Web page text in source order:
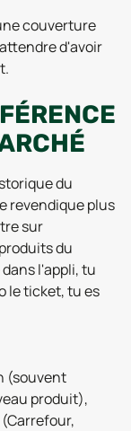
couverture
d'avoir
du
revendique plus
sur
du
l'appli, tu
le ticket, tu es
(souvent
produit),